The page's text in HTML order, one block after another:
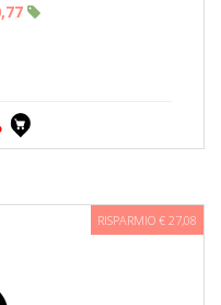
RISPARMIO € 27,08